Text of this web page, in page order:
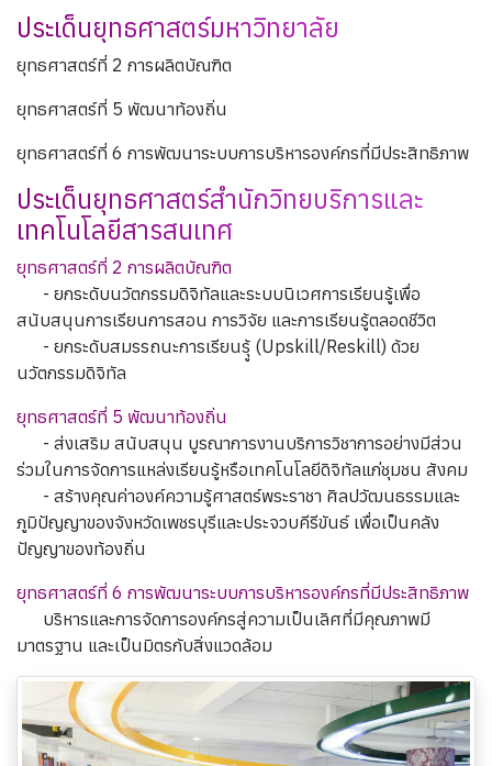
ประเด็นยุทธศาสตร์มหาวิทยาลัย
ยุทธศาสตร์ที่ 2 การผลิตบัณฑิต
ยุทธศาสตร์ที่ 5 พัฒนาท้องถิ่น
ยุทธศาสตร์ที่ 6 การพัฒนาระบบการบริหารองค์กรที่มีประสิทธิภาพ
ประเด็นยุทธศาสตร์สำนักวิทยบริการและ
เทคโนโลยีสารสนเทศ
ยุทธศาสตร์ที่ 2 การผลิตบัณฑิต
- ยกระดับนวัตกรรมดิจิทัลและระบบนิเวศการเรียนรู้เพื่อ
สนับสนุนการเรียนการสอน การวิจัย และการเรียนรู้ตลอดชีวิต
- ยกระดับสมรรถนะการเรียนรุู้ (Upskill/Reskill) ด้วย
นวัตกรรมดิจิทัล
ยุทธศาสตร์ที่ 5 พัฒนาท้องถิ่น
- ส่งเสริม สนับสนุน บูรณาการงานบริการวิชาการอย่างมีส่วน
ร่วมในการจัดการแหล่งเรียนรู้หรือเทคโนโลยีดิจิทัลแก่ชุมชน สังคม
- สร้างคุณค่าองค์ความรู้ศาสตร์พระราชา ศิลปวัฒนธรรมและ
ภูมิปัญญาของจังหวัดเพชรบุรีและประจวบคีรีขันธ์ เพื่อเป็นคลัง
ปัญญาของท้องถิ่น
ยุทธศาสตร์ที่ 6 การพัฒนาระบบการบริหารองค์กรที่มีประสิทธิภาพ
บริหารและการจัดการองค์กรสู่ความเป็นเลิศที่มีคุณภาพมี
มาตรฐาน และเป็นมิตรกับสิ่งแวดล้อม